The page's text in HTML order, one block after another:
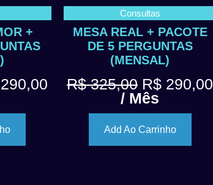
+
Consultas
MESA REAL + PACOTE
DE 5 PERGUNTAS
(MENSAL)
R$325,00 R$ 290,00
/ Mês
Add Ao Carrinho